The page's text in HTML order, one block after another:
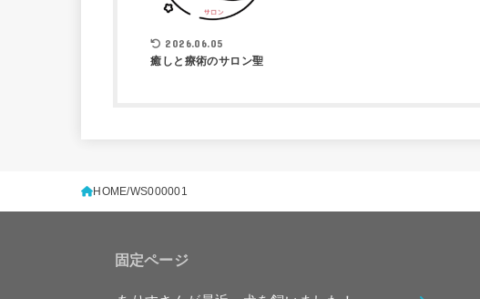
2026.06.05
癒しと療術のサロン聖
HOME WS000001
固定ページ